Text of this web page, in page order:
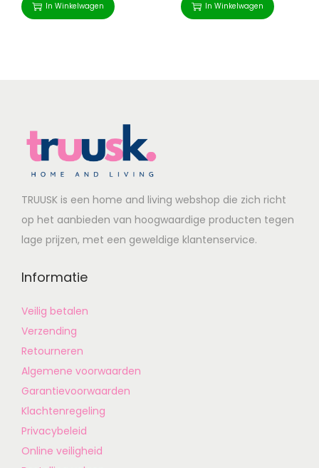
In Winkelwagen In Winkelwagen
TRUUSK is een home and living webshop die zich richt
op het aanbieden van hoogwaardige producten tegen
lage prijzen, met een geweldige klantenservice.
Informatie
Veilig betalen
Verzending
Retourneren
Algemene voorwaarden
Garantievoorwaarden
Klachtenregeling
Privacybeleid
Online veiligheid